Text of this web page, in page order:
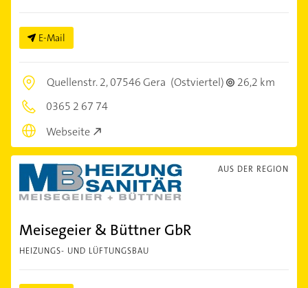
E-Mail
Quellenstr. 2,07546 Gera (Ostviertel)
26,2 km
0365 2 67 74
Webseite
AUS DER REGION
Meisegeier & Büttner GbR
HEIZUNGS- UND LÜFTUNGSBAU